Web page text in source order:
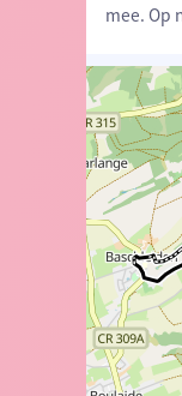
mee. Op
© Eddy & Rita